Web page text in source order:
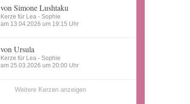
von Simone Lushtaku
Kerze für Lea - Sophie
am 13.04.2026 um 19:15 Uhr
von Ursula
Kerze für Lea - Sophie
am 25.03.2026 um 20:00 Uhr
Weitere Kerzen anzeigen